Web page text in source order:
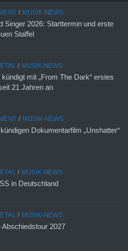
/ MUSIK-NEWS
Singer 2026: Starttermin und erste
Staffel
/ MUSIK-NEWS
mit „From The Dark“ erstes
21 Jahren an
/ MUSIK-NEWS
Dokumentarfilm „Unshatter“
/ MUSIK-NEWS
in Deutschland
/ MUSIK-NEWS
Abschiedstour 2027